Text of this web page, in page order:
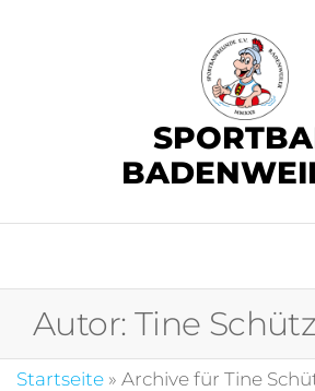
Autor: Tine Schütz
Startseite » Archive für Tine